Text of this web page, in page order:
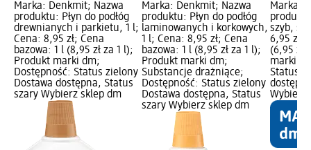
Marka: Denkmit; Nazwa
produktu: Płyn do podłóg
drewnianych i parkietu, 1 l;
Cena: 8,95 zł; Cena
bazowa: 1 l (8,95 zł za 1 l);
Produkt marki dm;
Dostępność: Status zielony
Dostawa dostępna, Status
szary Wybierz sklep dm
Marka: Denkmit; Nazwa
produktu: Płyn do podłóg
laminowanych i korkowych,
1 l; Cena: 8,95 zł; Cena
bazowa: 1 l (8,95 zł za 1 l);
Produkt marki dm;
Substancje drażniące;
Dostępność: Status zielony
Dostawa dostępna, Status
szary Wybierz sklep dm
Marka:
szyb,
6,95 zł;
(6,95 zł
marki
Status
Wybierz